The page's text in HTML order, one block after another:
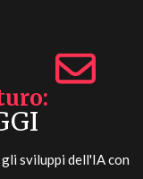
sviluppi dell'IA con